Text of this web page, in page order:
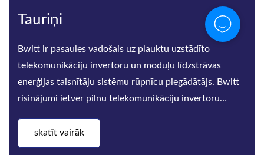
Tauriņi
Bwitt ir pasaules vadošais uz plauktu uzstādīto
telekomunikāciju invertoru un moduļu līdzstrāvas
enerģijas taisnītāju sistēmu rūpnīcu piegādātājs. Bwitt
risinājumi ietver pilnu telekomunikāciju invertoru
skatīt vairāk